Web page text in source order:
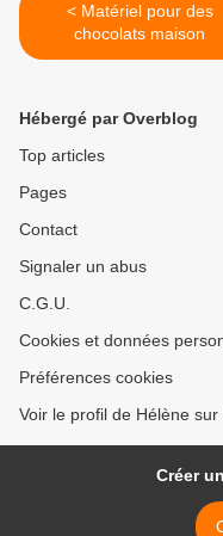
< Matériel pour des
chocolats maison
Hébergé par Overblog
Top articles
Pages
Contact
Signaler un abus
C.G.U.
Cookies et données
Préférences cookies
Voir le profil de Hélène
Créer